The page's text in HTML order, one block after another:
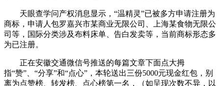
天眼查学问产权消息显示，“温精灵”已被多方申请注册为
商标，申请人包罗嘉兴市某商业无限公司、上海某食物无限公
司等，国际分类涉及布料床单、告白发卖等，当前商标形态多
为已注册。
正在安徽交通微信号推送的每篇文章下面点大拇
指“赞”、“分享”和“点心”，本轮送出三份5000元现金红包，别
离为点赞榜、转发榜、点心榜第一名，（如呈现次数不异，以